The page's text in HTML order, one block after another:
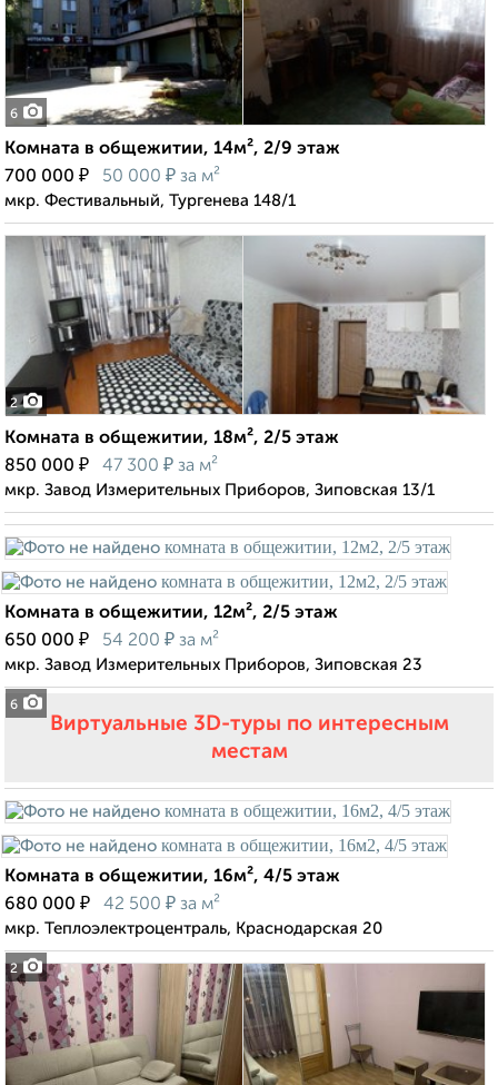
6
Комната в общежитии, 14м², 2/9 этаж
700 000 ₽ 50 000 ₽ за м²
мкр. Фестивальный, Тургенева 148/1
2
Комната в общежитии, 18м², 2/5 этаж
850 000 ₽ 47 300 ₽ за м²
мкр. Завод Измерительных Приборов, Зиповская 13/1
6
Комната в общежитии, 12м², 2/5 этаж
650 000 ₽ 54 200 ₽ за м²
мкр. Завод Измерительных Приборов, Зиповская 23
Виртуальные 3D-туры по интересным
местам
2
Комната в общежитии, 16м², 4/5 этаж
680 000 ₽ 42 500 ₽ за м²
мкр. Теплоэлектроцентраль, Краснодарская 20